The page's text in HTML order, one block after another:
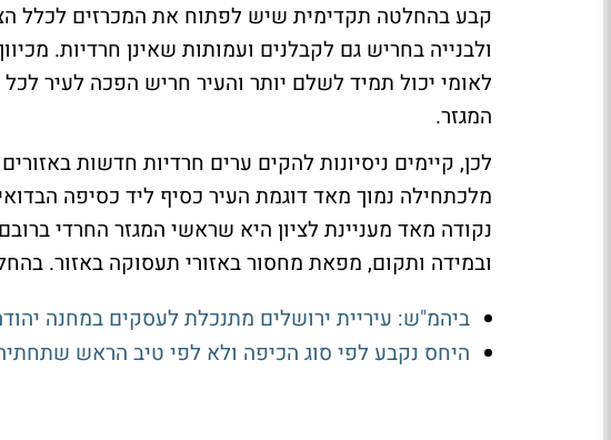
קבע בהחלטה תקדימית שיש לפתוח את המכרזים לכלל
ולבנייה בחריש גם לקבלנים ועמותות שאינן חרדיות.
לאומי יכול תמיד לשלם יותר והעיר חריש הפכה לעיר
המגזר.
לכן, קיימים ניסיונות להקים ערים חרדיות חדשות
מלכתחילה נמוך מאד דוגמת העיר כסיף ליד כסיפה
נקודה מאד מעניינת לציון היא שראשי המגזר החרדי
ובמידה ותקום, מפאת מחסור באזורי תעסוקה באזור.
ביהמ"ש: עיריית ירושלים מתנכלת לעסקים במחנה
היחס נקבע לפי סוג הכיפה ולא לפי טיב הראש